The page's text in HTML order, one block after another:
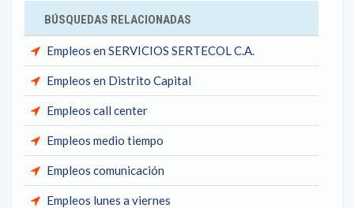
BÚSQUEDAS RELACIONADAS
Empleos en SERVICIOS SERTECOL C.A.
Empleos en Distrito Capital
Empleos call center
Empleos medio tiempo
Empleos comunicación
Empleos lunes a viernes